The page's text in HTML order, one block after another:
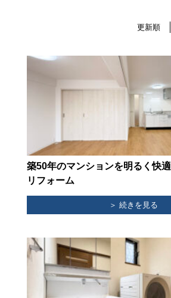
更新順
築50年のマンションを明るく快
リフォーム
＞ 続きを見る